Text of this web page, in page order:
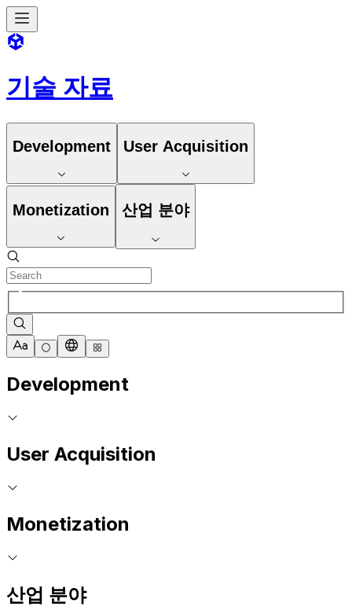
기술 자료
Development User Acquisition
Monetization 산업 분야
Development
User Acquisition
Monetization
산업 분야